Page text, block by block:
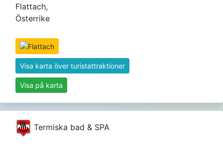
Flattach,
Österrike
Visa karta över turistattraktioner
Visa på karta
Termiska bad & SPA